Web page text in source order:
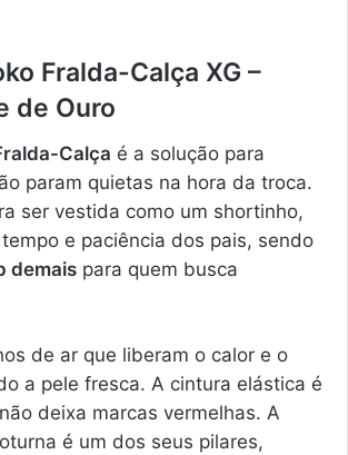
Fralda-Calça XG –
de Ouro
Calça é a solução para
param quietas na hora da troca.
ser vestida como um shortinho,
e paciência dos pais, sendo
demais para quem busca
de ar que liberam o calor e o
a pele fresca. A cintura elástica é
deixa marcas vermelhas. A
é um dos seus pilares,